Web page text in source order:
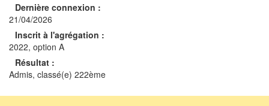
Dernière connexion :
21/04/2026
Inscrit à l'agrégation :
2022, option A
Résultat :
Admis, classé(e) 222ème